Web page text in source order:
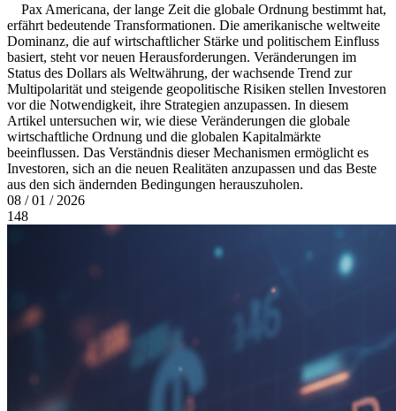
Pax Americana, der lange Zeit die globale Ordnung bestimmt hat,
erfährt bedeutende Transformationen. Die amerikanische weltweite
Dominanz, die auf wirtschaftlicher Stärke und politischem Einfluss
basiert, steht vor neuen Herausforderungen. Veränderungen im
Status des Dollars als Weltwährung, der wachsende Trend zur
Multipolarität und steigende geopolitische Risiken stellen Investoren
vor die Notwendigkeit, ihre Strategien anzupassen. In diesem
Artikel untersuchen wir, wie diese Veränderungen die globale
wirtschaftliche Ordnung und die globalen Kapitalmärkte
beeinflussen. Das Verständnis dieser Mechanismen ermöglicht es
Investoren, sich an die neuen Realitäten anzupassen und das Beste
aus den sich ändernden Bedingungen herauszuholen.
08 / 01 / 2026
148